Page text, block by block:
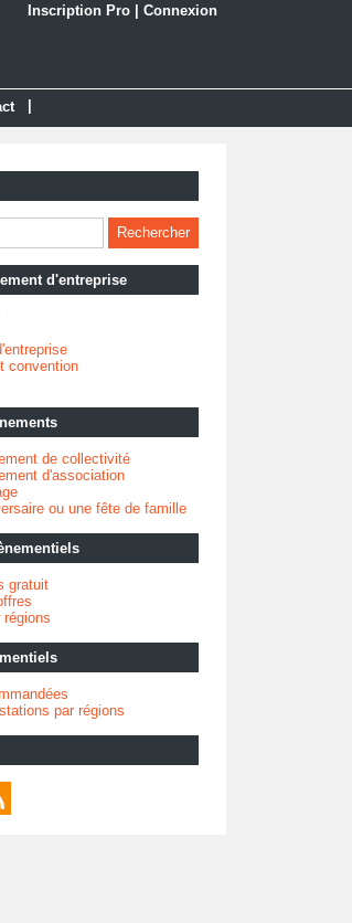
Inscription Pro Connexion
d'entreprise
convention
de collectivité
d'association
ou une fête de famille
gratuit
par régions